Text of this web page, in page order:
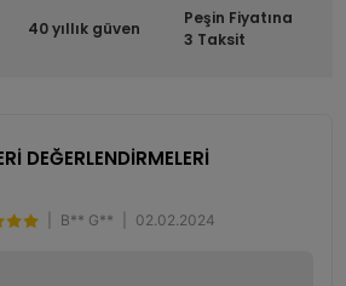
40 yıllık güven
Peşin Fiyatına
3 Taksit
DEĞERLENDİRMELERİ
B** G** 02.02.2024